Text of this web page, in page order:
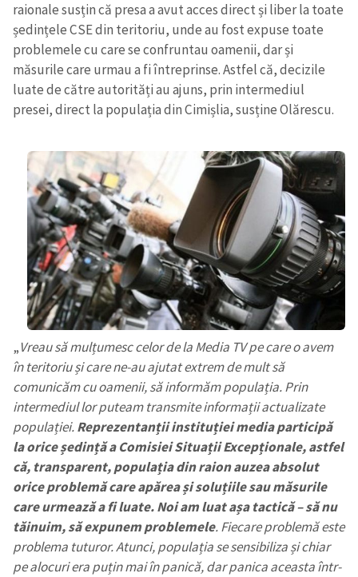
SUSȚINE
raionale susțin că presa a avut acces direct și liber la toate
ședințele CSE din teritoriu, unde au fost expuse toate
problemele cu care se confruntau oamenii, dar și
măsurile care urmau a fi întreprinse. Astfel că, decizile
luate de către autorități au ajuns, prin intermediul
presei, direct la populația din Cimișlia, susține Olărescu.
„Vreau să mulțumesc celor de la Media TV pe care o avem
în teritoriu și care ne-au ajutat extrem de mult să
comunicăm cu oamenii, să informăm populația. Prin
intermediul lor puteam transmite informații actualizate
populației.Reprezentanții instituției media participă
la orice ședință a Comisiei Situații Excepționale, astfel
că, transparent, populația din raion auzea absolut
orice problemă care apărea și soluțiile sau măsurile
care urmează a fi luate. Noi am luat așa tactică – să nu
tăinuim, să expunem problemele. Fiecare problemă este
problema tuturor. Atunci, populația se sensibiliza și chiar
pe alocuri era puțin mai în panică, dar panica aceasta într-